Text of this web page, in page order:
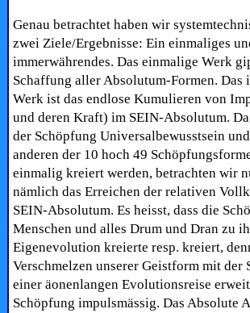
Genau betrachtet haben wir
zwei Ziele/Ergebnisse: Ein einmaliges
immerwährendes. Das einmalige Werk
Schaffung aller Absolutum-Formen. Das
Werk ist das endlose Kumulieren von
und deren Kraft) im SEIN-Absolutum.
der Schöpfung Universalbewusstsein
anderen der 10 hoch 49
einmalig kreiert werden, betrachten wir
nämlich das Erreichen der relativen
SEIN-Absolutum. Es heisst, dass die
Menschen und alles Drum und Dran zu
Eigenevolution kreierte resp. kreiert,
Verschmelzen unserer Geistform mit der
einer äonenlangen Evolutionsreise
Schöpfung impulsmässig. Das Absolute